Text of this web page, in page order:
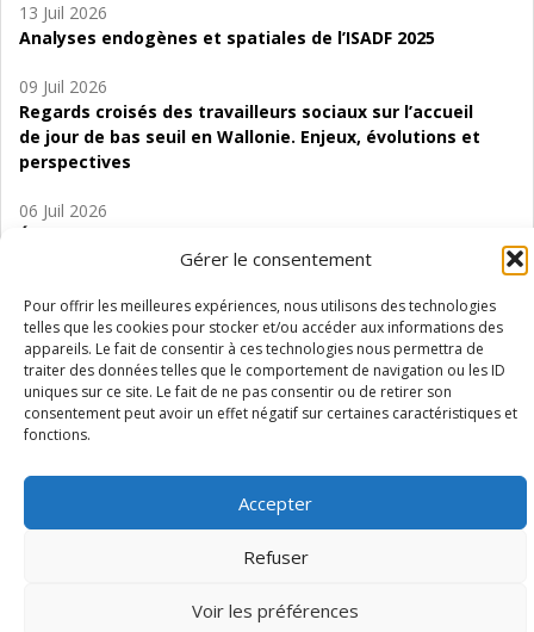
Gérer le consentement
Pour offrir les meilleures expériences, nous utilisons des technologies
telles que les cookies pour stocker et/ou accéder aux informations des
appareils. Le fait de consentir à ces technologies nous permettra de
traiter des données telles que le comportement de navigation ou les ID
uniques sur ce site. Le fait de ne pas consentir ou de retirer son
consentement peut avoir un effet négatif sur certaines caractéristiques et
fonctions.
Accepter
Refuser
Voir les préférences
13 Juil 2026
Analyses endogènes et spatiales de l’ISADF 2025
09 Juil 2026
Regards croisés des travailleurs sociaux sur l’accueil
de jour de bas seuil en Wallonie. Enjeux, évolutions et
perspectives
06 Juil 2026
Étude d’évaluabilité des Structures
d’accompagnement à l’autocréation d’emploi (SAACE)
01 Juil 2026
Pénurie du personnel infirmier :quels indicateurs
d’offre de soins pour comprendre la situation en
Wallonie ?
Médiateur